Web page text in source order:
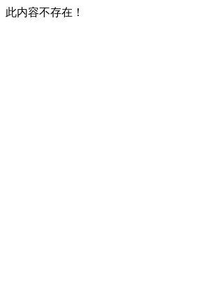
此内容不存在！